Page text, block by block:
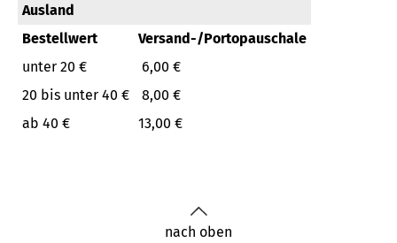
Ausland
Bestellwert
Versand-/Portopauschale
unter 20 €
6,00 €
20 bis unter 40 €
8,00 €
ab 40 €
13,00 €
nach oben